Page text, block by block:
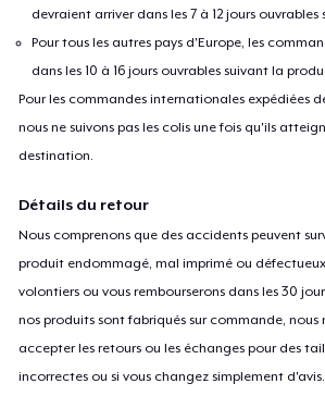
devraient arriver dans les 7 à 12 jours
Pour tous les autres pays d'Europe, les
dans les 10 à 16 jours ouvrables suivant la
Pour les commandes internationales expédiées
nous ne suivons pas les colis une fois qu'ils
destination.
Détails du retour
Nous comprenons que des accidents peuvent
produit endommagé, mal imprimé ou
volontiers ou vous rembourserons dans les 30
nos produits sont fabriqués sur commande, nous
accepter les retours ou les échanges pour des
incorrectes ou si vous changez simplement d'avis.